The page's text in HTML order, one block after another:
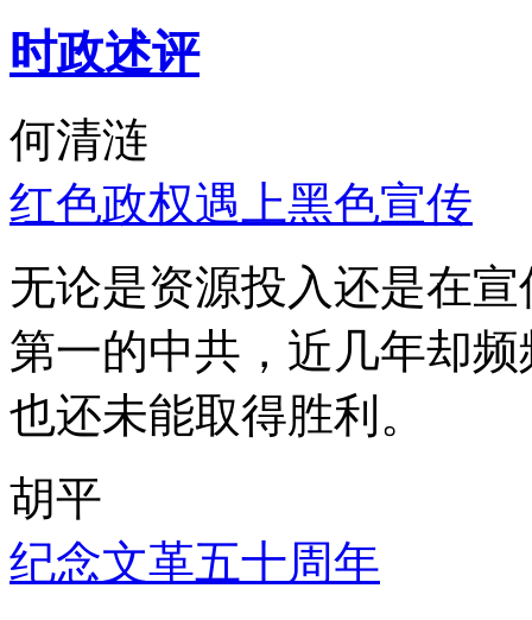
时政述评
何清涟
红色政权遇上黑色宣传
无论是资源投入还是在
第一的中共，近几年却
也还未能取得胜利。
胡平
纪念文革五十周年